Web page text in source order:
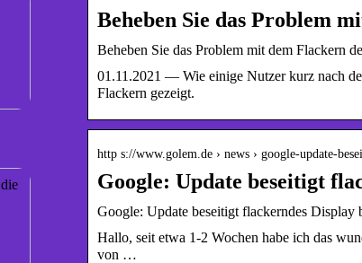
Beheben Sie das Problem
Beheben Sie das Problem mit dem Flackern
01.11.2021 — Wie einige Nutzer kurz nach
Flackern gezeigt.
http s://www.golem.de › news › google-update-
Google: Update beseitigt
Google: Update beseitigt flackerndes Display
Hallo, seit etwa 1-2 Wochen habe ich das
von …